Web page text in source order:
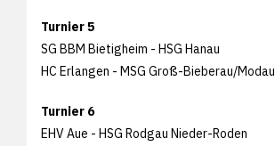
Turnier 5
SG BBM Bietigheim - HSG Hanau
HC Erlangen - MSG Groß-Bieberau/Modau
Turnier 6
EHV Aue - HSG Rodgau Nieder-Roden